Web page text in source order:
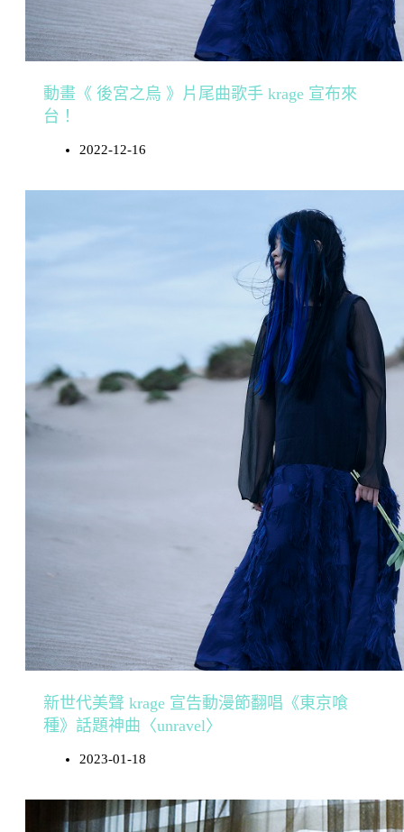
動畫《 後宮之烏 》片尾曲歌手 krage 宣布來
台！
2022-12-16
新世代美聲 krage 宣告動漫節翻唱《東京喰
種》話題神曲〈unravel〉
2023-01-18